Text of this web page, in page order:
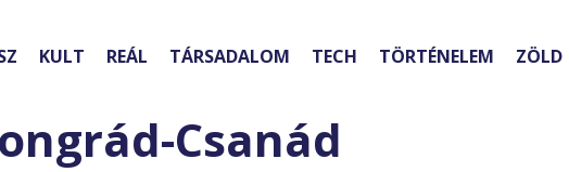
KULT REÁL TÁRSADALOM TECH TÖRTÉNELEM ZÖLD
Csanád